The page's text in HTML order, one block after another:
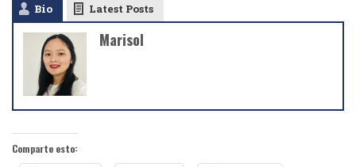
Bio Latest Posts
Marisol
Comparte esto: